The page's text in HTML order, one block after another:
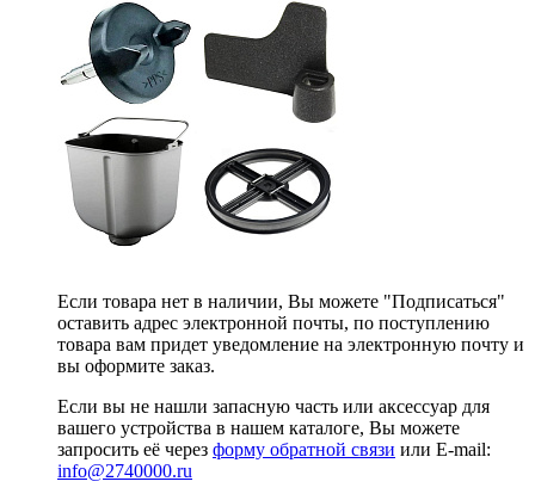
Если товара нет в наличии, Вы можете "Подписаться"
оставить адрес электронной почты, по поступлению
товара вам придет уведомление на электронную почту и
вы оформите заказ.
Если вы не нашли запасную часть или аксессуар для
вашего устройства в нашем каталоге, Вы можете
запросить её через форму обратной связи или E-mail:
info@2740000.ru